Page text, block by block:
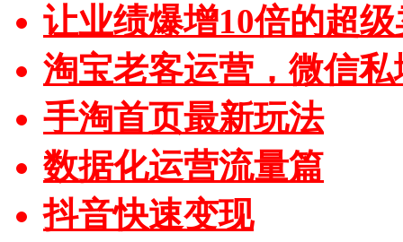
让业绩爆增10倍的超
淘宝老客运营，微信私
手淘首页最新玩法
数据化运营流量篇
抖音快速变现